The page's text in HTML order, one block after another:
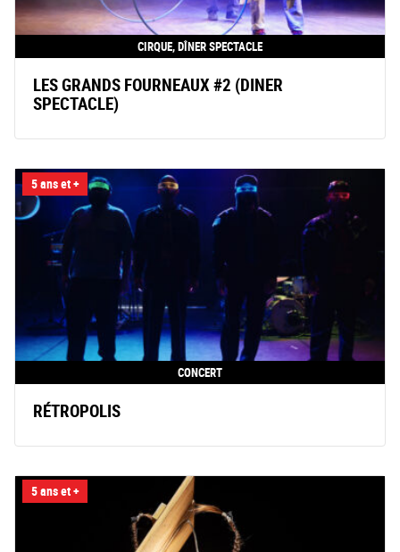
CIRQUE, DÎNER SPECTACLE
LES GRANDS FOURNEAUX #2 (DINER
SPECTACLE)
5 ans et +
CONCERT
RÉTROPOLIS
5 ans et +